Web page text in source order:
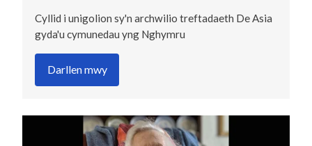
Cyllid i unigolion sy'n archwilio treftadaeth De Asia
gyda'u cymunedau yng Nghymru
Darllen mwy